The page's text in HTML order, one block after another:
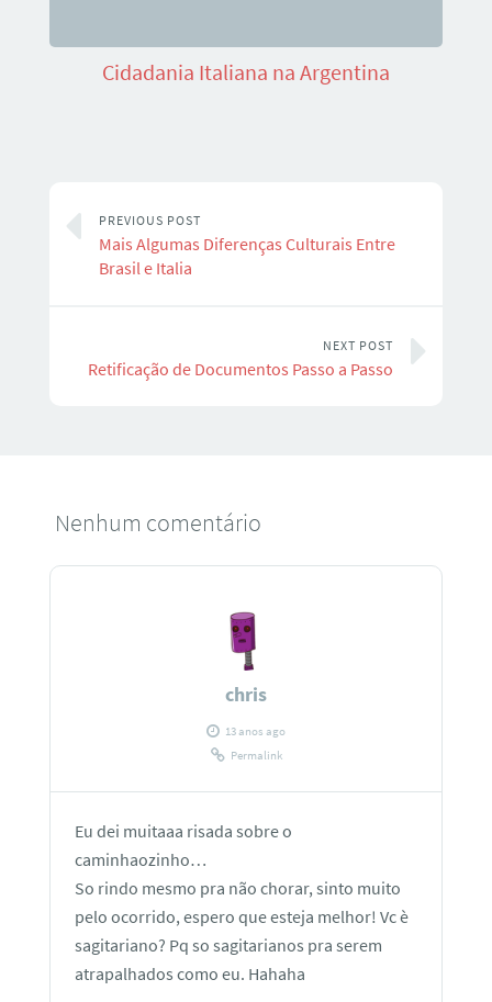
Cidadania Italiana na Argentina
PREVIOUS POST
Mais Algumas Diferenças Culturais Entre
Brasil e Italia
NEXT POST
Retificação de Documentos Passo a Passo
Nenhum comentário
chris
13 anos ago
Permalink
Eu dei muitaaa risada sobre o
caminhaozinho…
So rindo mesmo pra não chorar, sinto muito
pelo ocorrido, espero que esteja melhor! Vc è
sagitariano? Pq so sagitarianos pra serem
atrapalhados como eu. Hahaha